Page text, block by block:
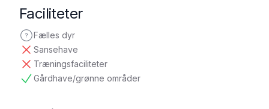
Faciliteter
Fælles dyr
ikke oplyst
Sansehave
ikke tilgængelig
Træningsfaciliteter
ikke tilgængelig
Gårdhave/grønne områder
tilgængelig